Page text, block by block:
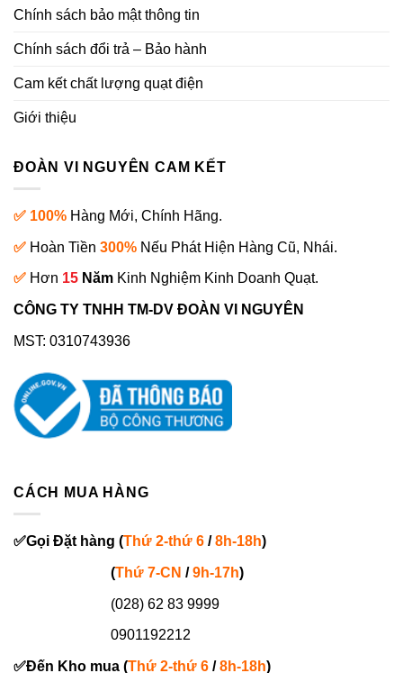
Chính sách bảo mật thông tin
Chính sách đổi trả – Bảo hành
Cam kết chất lượng quạt điện
Giới thiệu
ĐOÀN VI NGUYÊN CAM KẾT
✅ 100% Hàng Mới, Chính Hãng.
✅ Hoàn Tiền 300% Nếu Phát Hiện Hàng Cũ, Nhái.
✅ Hơn 15 Năm Kinh Nghiệm Kinh Doanh Quạt.
CÔNG TY TNHH TM-DV ĐOÀN VI NGUYÊN
MST: 0310743936
CÁCH MUA HÀNG
✅Gọi Đặt hàng (Thứ 2-thứ 6 / 8h-18h)
(Thứ 7-CN /9h-17h)
(028) 62 83 9999
0901192212
✅Đến Kho mua (Thứ 2-thứ 6 /8h-18h)